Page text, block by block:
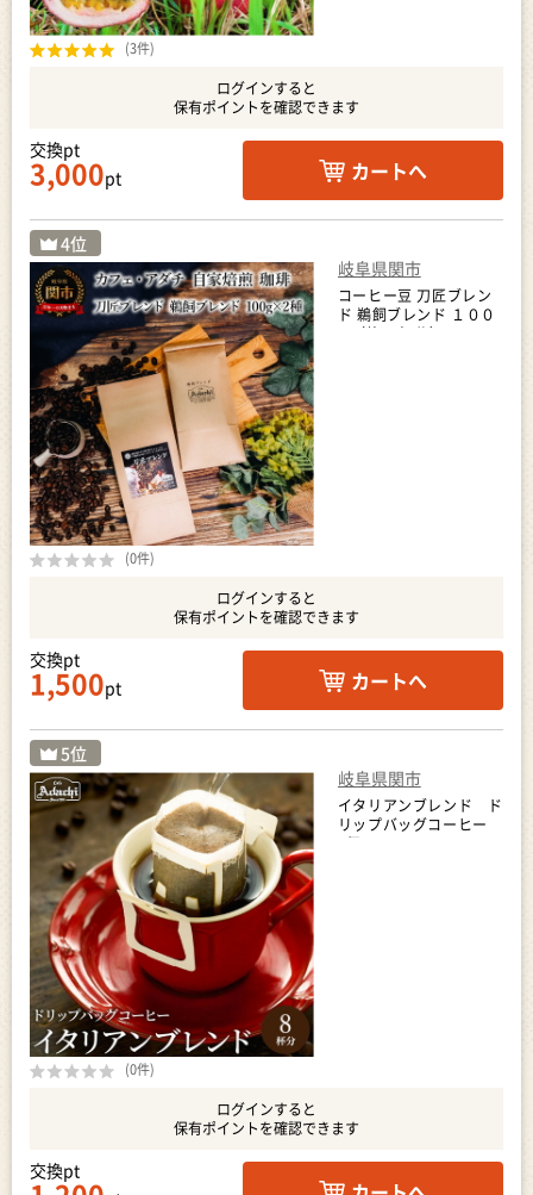
(3件)
ログインすると
保有ポイントを確認できます
交換pt
3,000pt カートへ
(0件)
岐阜県関市
コーヒー豆 刀匠ブレン
ド 鵜飼ブレンド １００
g （約10杯分）×２種
ログインすると
保有ポイントを確認できます
交換pt
1,500pt カートへ
(0件)
岐阜県関市
イタリアンブレンド ド
リップバッグコーヒー
6個
ログインすると
保有ポイントを確認できます
交換pt